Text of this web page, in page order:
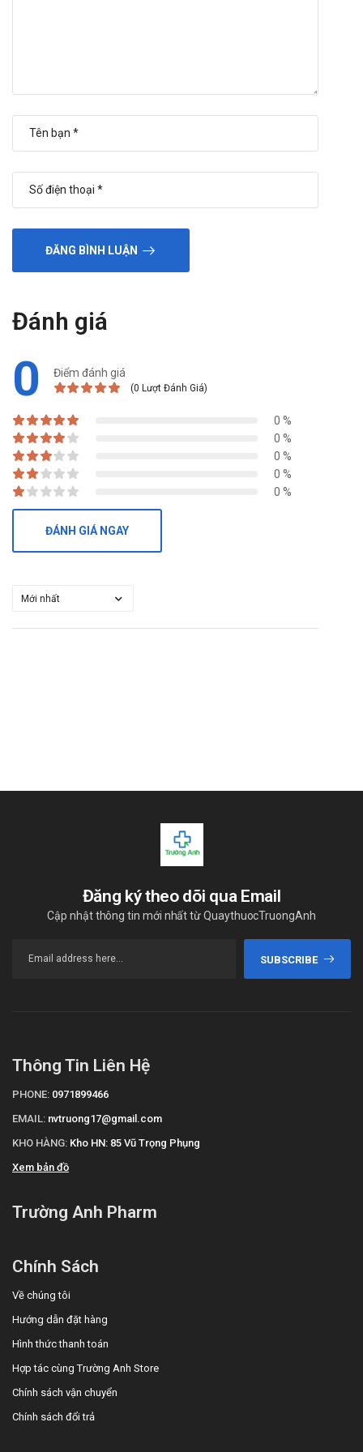
ĐĂNG BÌNH LUẬN
Đánh giá
0 Điểm đánh giá
(0 Lượt Đánh Giá)
0 %
0 %
0 %
0 %
0 %
ĐÁNH GIÁ NGAY
Đăng ký theo dõi qua Email
Cập nhật thông tin mới nhất từ QuaythuocTruongAnh
SUBSCRIBE
Thông Tin Liên Hệ
PHONE: 0971899466
EMAIL: nvtruong17@gmail.com
KHO HÀNG: Kho HN: 85 Vũ Trọng Phụng
Xem bản đồ
Trường Anh Pharm
Chính Sách
Về chúng tôi
Hướng dẫn đặt hàng
Hình thức thanh toán
Hợp tác cùng Trường Anh Store
Chính sách vận chuyển
Chính sách đổi trả